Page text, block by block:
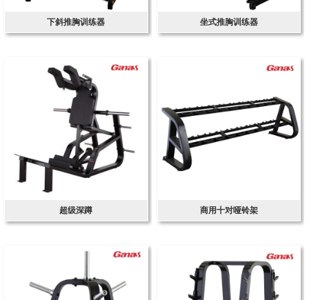
下斜推胸训练器 坐式推胸训练器
超级深蹲 商用十对哑铃架